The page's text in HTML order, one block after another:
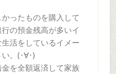
ったものを購入して
の預金残高が多いイ
活をしているイメー
。(･∀･)
を全額返済して家族